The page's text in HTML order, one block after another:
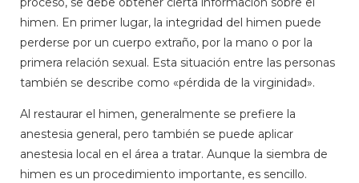
himen. En primer lugar, la integridad del himen puede
perderse por un cuerpo extraño, por la mano o por la
primera relación sexual. Esta situación entre las personas
también se describe como «pérdida de la virginidad».
Al restaurar el himen, generalmente se prefiere la
anestesia general, pero también se puede aplicar
anestesia local en el área a tratar. Aunque la siembra de
himen es un procedimiento importante, es sencillo.